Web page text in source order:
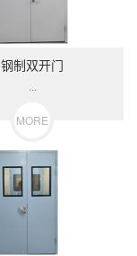
钢制双开门
...
MORE